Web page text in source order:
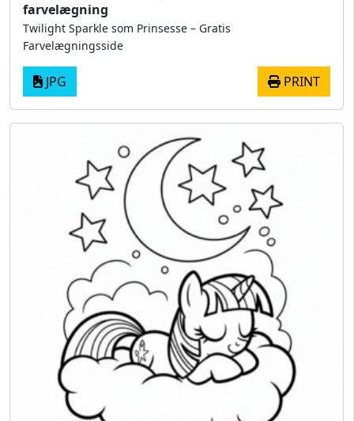
farvelægning
Twilight Sparkle som Prinsesse – Gratis
Farvelægningsside
JPG PRINT